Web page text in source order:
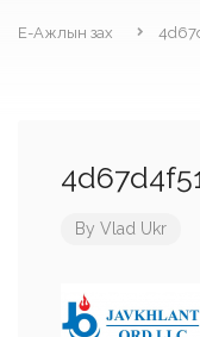
Е-Ажлын зах
By Vlad Ukr